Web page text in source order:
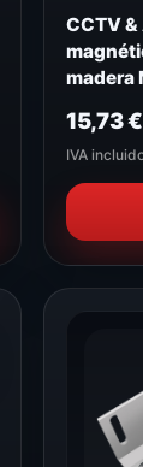
CCTV
madera
15,73€
IVA